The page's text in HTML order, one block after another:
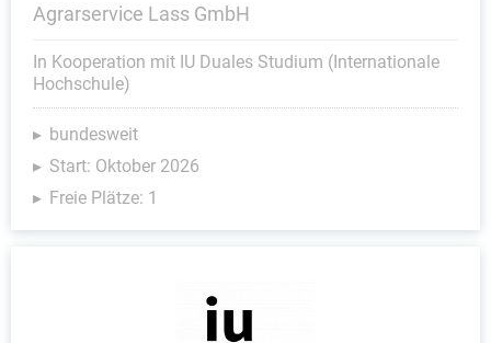
Agrarservice Lass GmbH
In Kooperation mit IU Duales Studium (Internationale
Hochschule)
bundesweit
Start: Oktober 2026
Freie Plätze: 1